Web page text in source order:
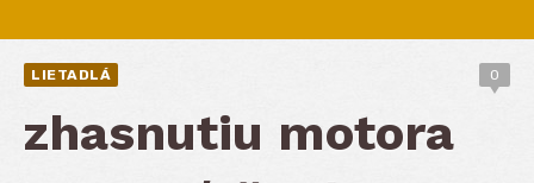
LIETADLÁ 0
zhasnutiu motora